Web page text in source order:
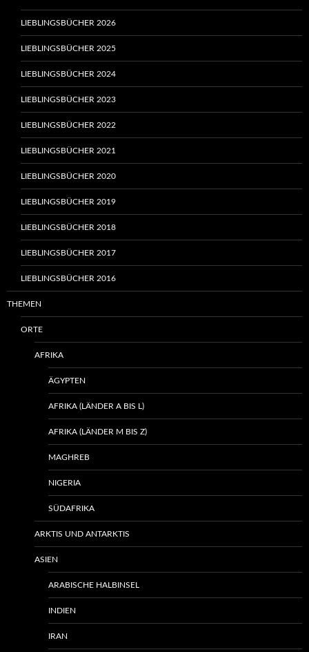
LIEBLINGSBÜCHER 2026
LIEBLINGSBÜCHER 2025
LIEBLINGSBÜCHER 2024
LIEBLINGSBÜCHER 2023
LIEBLINGSBÜCHER 2022
LIEBLINGSBÜCHER 2021
LIEBLINGSBÜCHER 2020
LIEBLINGSBÜCHER 2019
LIEBLINGSBÜCHER 2018
LIEBLINGSBÜCHER 2017
LIEBLINGSBÜCHER 2016
THEMEN
ORTE
AFRIKA
ÄGYPTEN
AFRIKA (LÄNDER A BIS L)
AFRIKA (LÄNDER M BIS Z)
MAGHREB
NIGERIA
SÜDAFRIKA
ARKTIS UND ANTARKTIS
ASIEN
ARABISCHE HALBINSEL
INDIEN
IRAN